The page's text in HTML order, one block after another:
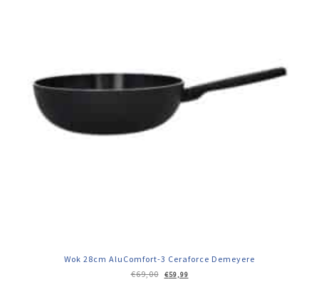
Wok 28cm AluComfort-3 Ceraforce Demeyere
€69,00
Oorspronkelijke
prijs
€59,99Huidige
prijs